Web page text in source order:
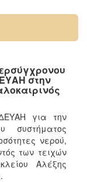
στην
για την
συστήματος
νερού,
των τειχών
Αλέξης